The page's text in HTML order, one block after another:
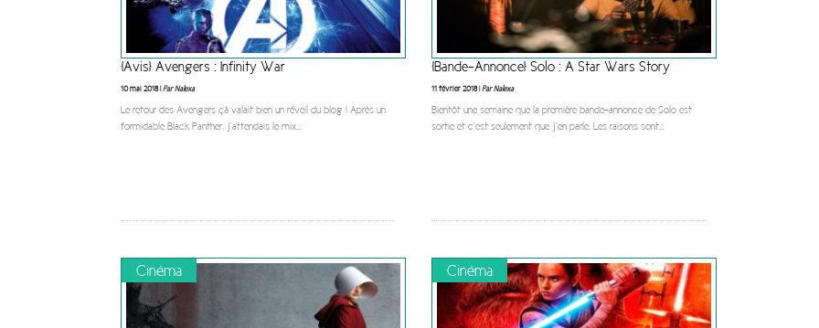
[Avis] Avengers : Infinity War
10 mai 2018 |Par Nalexa
Le retour des Avengers çà valait bien un réveil du blog ! Après un
formidable Black Panther, j’attendais le mix...
[Bande-Annonce] Solo : A Star Wars Story
11 février 2018 |Par Nalexa
Bientôt une semaine que la première bande-annonce de Solo est
sortie et c’est seulement que j’en parle. Les raisons sont...
Cinéma Cinéma